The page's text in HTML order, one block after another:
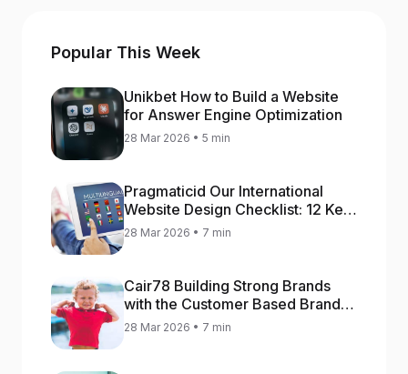
Popular This Week
Unikbet How to Build a Website
for Answer Engine Optimization
28 Mar 2026 • 5 min
Pragmaticid Our International
Website Design Checklist: 12 Key
Stages
28 Mar 2026 • 7 min
Cair78 Building Strong Brands
with the Customer Based Brand
Equity (CBBE) Model
28 Mar 2026 • 7 min